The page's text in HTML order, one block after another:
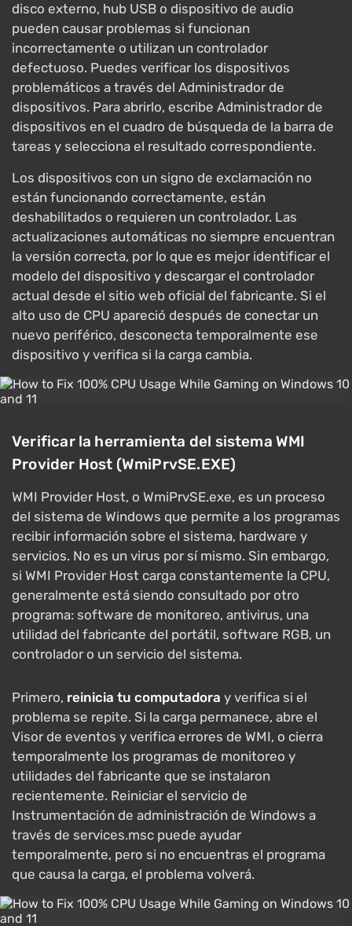
disco externo, hub USB o dispositivo de audio
pueden causar problemas si funcionan
incorrectamente o utilizan un controlador
defectuoso. Puedes verificar los dispositivos
problemáticos a través del Administrador de
dispositivos. Para abrirlo, escribe Administrador de
dispositivos en el cuadro de búsqueda de la barra de
tareas y selecciona el resultado correspondiente.
Los dispositivos con un signo de exclamación no
están funcionando correctamente, están
deshabilitados o requieren un controlador. Las
actualizaciones automáticas no siempre encuentran
la versión correcta, por lo que es mejor identificar el
modelo del dispositivo y descargar el controlador
actual desde el sitio web oficial del fabricante. Si el
alto uso de CPU apareció después de conectar un
nuevo periférico, desconecta temporalmente ese
dispositivo y verifica si la carga cambia.
Verificar la herramienta del sistema WMI
Provider Host (WmiPrvSE.EXE)
WMI Provider Host, o WmiPrvSE.exe, es un proceso
del sistema de Windows que permite a los programas
recibir información sobre el sistema, hardware y
servicios. No es un virus por sí mismo. Sin embargo,
si WMI Provider Host carga constantemente la CPU,
generalmente está siendo consultado por otro
programa: software de monitoreo, antivirus, una
utilidad del fabricante del portátil, software RGB, un
controlador o un servicio del sistema.
Primero, reinicia tu computadora y verifica si el
problema se repite. Si la carga permanece, abre el
Visor de eventos y verifica errores de WMI, o cierra
temporalmente los programas de monitoreo y
utilidades del fabricante que se instalaron
recientemente. Reiniciar el servicio de
Instrumentación de administración de Windows a
través de services.msc puede ayudar
temporalmente, pero si no encuentras el programa
que causa la carga, el problema volverá.